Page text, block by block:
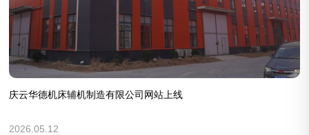
庆云华德机床辅机制造有限公司网站上线
2026.05.12